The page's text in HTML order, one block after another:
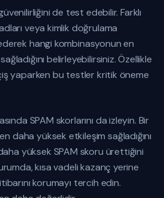
de test edebilir. Farklı
veya kimlik doğrulama
hangi kombinasyonun en
belirleyebilirsiniz. Özellikle
yaparken bu testler kritik öneme
SPAM skorlarını da izleyin. Bir
daha yüksek etkileşim sağladığını
yüksek SPAM skoru ürettiğini
kısa vadeli kazanç yerine
korumayı tercih edin.